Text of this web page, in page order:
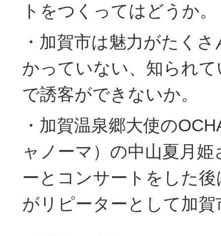
トをつくってはどうか。
・加賀市は魅力がたく
かっていない、知られ
で誘客ができないか。
・加賀温泉郷大使の
ャノーマ）の中山夏月
ーとコンサートをした
がリピーターとして加賀